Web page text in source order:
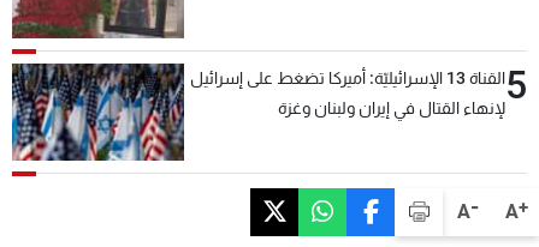
A+
A-
5
القناة 13 الإسرائيليّة: أميركا تضغط على إسرائيل
لإنهاء القتال في إيران ولبنان وغزة